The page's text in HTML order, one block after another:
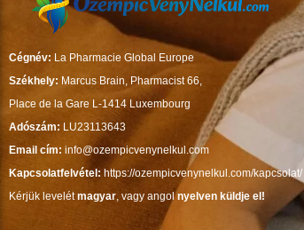
Cégnév: La Pharmacie Global Europe
Székhely: Marcus Brain, Pharmacist 66,
Place de la Gare L-1414 Luxembourg
Adószám: LU23113643
Email cím: info@ozempicvenynelkul.com
Kapcsolatfelvétel: https://ozempicvenynelkul.com/kapcsolat/
Kérjük levelétmagyar, vagy angolnyelven küldje el!